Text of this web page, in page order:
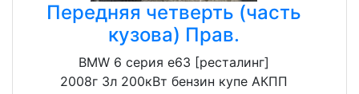
Передняя четверть (часть
кузова) Прав.
BMW 6 серия e63 [ресталинг]
2008г 3л 200кВт бензин купе АКПП